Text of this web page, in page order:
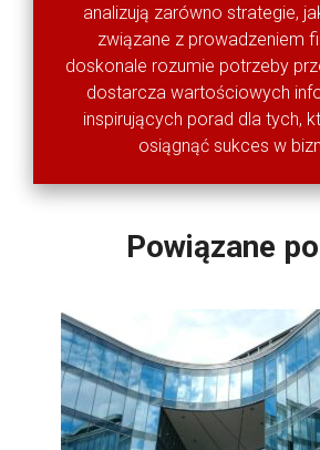
analizują zarówno strategie,
związane z prowadzeniem
doskonale rozumie potrzeby
dostarcza wartościowych
inspirujących porad dla tych,
osiągnąć sukces w
Powiązane